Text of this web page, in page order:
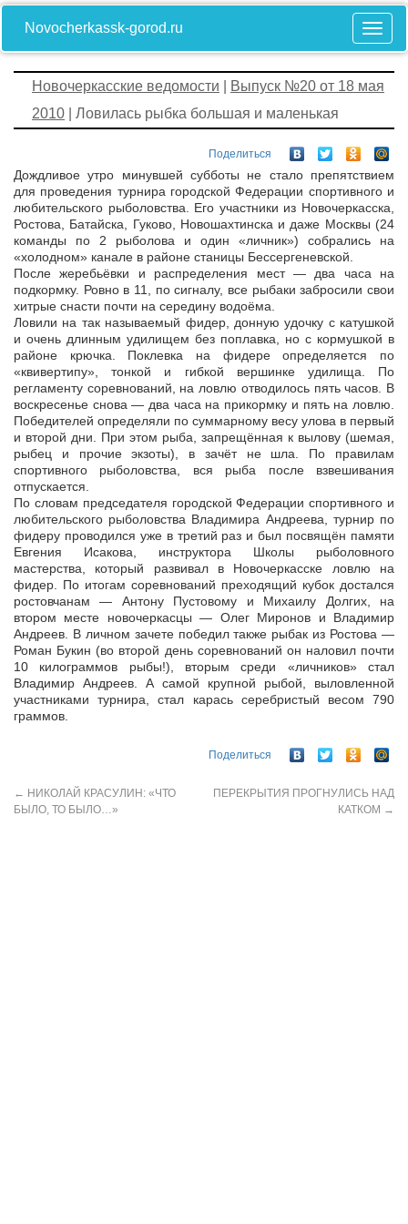
Novocherkassk-gorod.ru
Новочеркасские ведомости
Выпуск №20 от 18 мая
2010 | Ловилась рыбка большая и маленькая
Поделиться
Дождливое утро минувшей субботы не стало препятствием
для проведения турнира городской Федерации спортивного и
любительского рыболовства. Его участники из Новочеркасска,
Ростова, Батайска, Гуково, Новошахтинска и даже Москвы (24
команды по 2 рыболова и один «личник») собрались на
«холодном» канале в районе станицы Бессергеневской.
После жеребьёвки и распределения мест — два часа на
подкормку. Ровно в 11, по сигналу, все рыбаки забросили свои
хитрые снасти почти на середину водоёма.
Ловили на так называемый фидер, донную удочку с катушкой
и очень длинным удилищем без поплавка, но с кормушкой в
районе крючка. Поклевка на фидере определяется по
«квивертипу», тонкой и гибкой вершинке удилища. По
регламенту соревнований, на ловлю отводилось пять часов. В
воскресенье снова — два часа на прикормку и пять на ловлю.
Победителей определяли по суммарному весу улова в первый
и второй дни. При этом рыба, запрещённая к вылову (шемая,
рыбец и прочие экзоты), в зачёт не шла. По правилам
спортивного рыболовства, вся рыба после взвешивания
отпускается.
По словам председателя городской Федерации спортивного и
любительского рыболовства Владимира Андреева, турнир по
фидеру проводился уже в третий раз и был посвящён памяти
Евгения Исакова, инструктора Школы рыболовного
мастерства, который развивал в Новочеркасске ловлю на
фидер. По итогам соревнований преходящий кубок достался
ростовчанам — Антону Пустовому и Михаилу Долгих, на
втором месте новочеркасцы — Олег Миронов и Владимир
Андреев. В личном зачете победил также рыбак из Ростова —
Роман Букин (во второй день соревнований он наловил почти
10 килограммов рыбы!), вторым среди «личников» стал
Владимир Андреев. А самой крупной рыбой, выловленной
участниками турнира, стал карась серебристый весом 790
граммов.
Поделиться
← НИКОЛАЙ КРАСУЛИН: «ЧТО
БЫЛО, ТО БЫЛО…»
ПЕРЕКРЫТИЯ ПРОГНУЛИСЬ НАД
КАТКОМ →